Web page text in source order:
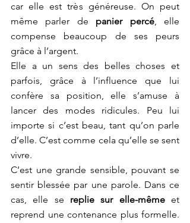
car elle est très généreuse. On peut
même parler de panier percé, elle
compense beaucoup de ses peurs
grâce à l’argent.
Elle a un sens des belles choses et
parfois, grâce à l’influence que lui
confère sa position, elle s’amuse à
lancer des modes ridicules. Peu lui
importe si c’est beau, tant qu’on parle
d’elle. C’est comme cela qu’elle se sent
vivre.
C’est une grande sensible, pouvant se
sentir blessée par une parole. Dans ce
cas, elle se replie sur elle-même et
reprend une contenance plus formelle.